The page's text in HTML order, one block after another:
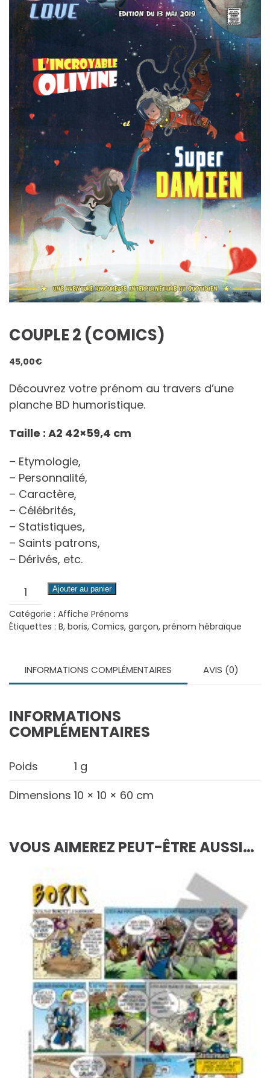
COUPLE 2 (COMICS)
45,00€
Découvrez votre prénom au travers d’une
planche BD humoristique.
Taille : A2 42×59,4 cm
– Etymologie,
– Personnalité,
– Caractère,
– Célébrités,
– Statistiques,
– Saints patrons,
– Dérivés, etc.
quantité
Couple
Ajouter au panier
Catégorie : Affiche Prénoms
Étiquettes : B, boris, Comics, garçon, prénom hébraïque
INFORMATIONS COMPLÉMENTAIRES AVIS (0)
INFORMATIONS
COMPLÉMENTAIRES
Poids
1 g
Dimensions 10 × 10 × 60 cm
VOUS AIMEREZ PEUT-ÊTRE AUSSI…